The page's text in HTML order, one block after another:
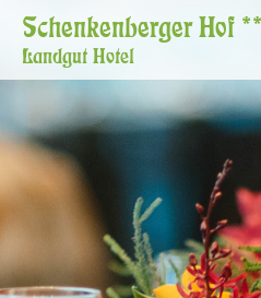
Schenkenberger Hof
Landgut Hotel